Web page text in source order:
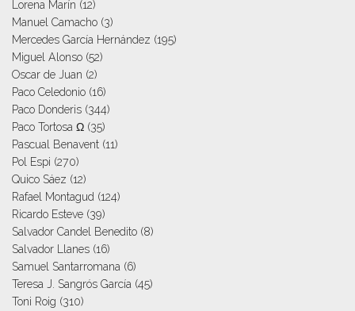
Lorena Marín (12)
Manuel Camacho (3)
Mercedes García Hernández (195)
Miguel Alonso (52)
Oscar de Juan (2)
Paco Celedonio (16)
Paco Donderis (344)
Paco Tortosa Ω (35)
Pascual Benavent (11)
Pol Espi (270)
Quico Sáez (12)
Rafael Montagud (124)
Ricardo Esteve (39)
Salvador Candel Benedito (8)
Salvador Llanes (16)
Samuel Santarromana (6)
Teresa J. Sangrós García (45)
Toni Roig (310)